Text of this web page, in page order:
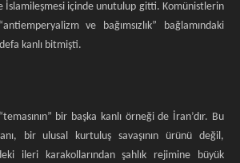
İslamileşmesi içinde unutulup gitti. Komünistlerin
ve bağımsızlık” bağlamındaki
kanlı bitmişti.
bir başka kanlı örneği de İran’dır. Bu
bir ulusal kurtuluş savaşının ürünü değil,
ileri karakollarından şahlık rejimine büyük